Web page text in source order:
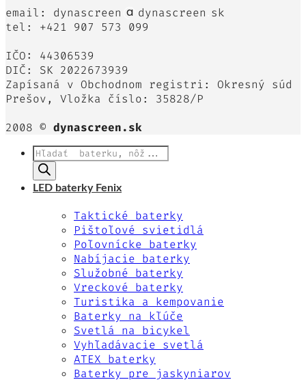
email: dynascreen dynascreen sk
tel: +421 907 573 099
IČO: 44306539
DIČ: SK 2022673939
Zapísaná v Obchodnom registri: Okresný súd
Prešov, Vložka číslo: 35828/P
2008 © dynascreen.sk
LED baterky Fenix
Taktické baterky
Pištoľové svietidlá
Poľovnícke baterky
Nabíjacie baterky
Služobné baterky
Vreckové baterky
Turistika a kempovanie
Baterky na kľúče
Svetlá na bicykel
Vyhľadávacie svetlá
ATEX baterky
Baterky pre jaskyniarov
Products
search